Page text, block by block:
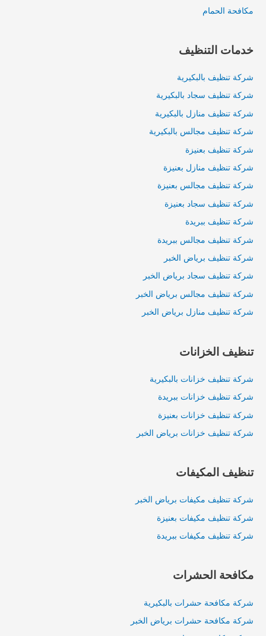
مكافحة الحمام
خدمات التنظيف
شركة تنظيف بالبكيرية
شركة تنظيف سجاد بالبكيرية
شركة تنظيف منازل بالبكيرية
شركة تنظيف مجالس بالبكيرية
شركة تنظيف بعنيزة
شركة تنظيف منازل بعنيزة
شركة تنظيف مجالس بعنيزة
شركة تنظيف سجاد بعنيزة
شركة تنظيف ببريدة
شركة تنظيف مجالس ببريدة
شركة تنظيف برياض الخبر
شركة تنظيف سجاد برياض الخبر
شركة تنظيف مجالس برياض الخبر
شركة تنظيف منازل برياض الخبر
تنظيف الخزانات
شركة تنظيف خزانات بالبكيرية
شركة تنظيف خزانات ببريدة
شركة تنظيف خزانات بعنيزة
شركة تنظيف خزانات برياض الخبر
تنظيف المكيفات
شركة تنظيف مكيفات برياض الخبر
شركة تنظيف مكيفات بعنيزة
شركة تنظيف مكيفات ببريدة
مكافحة الحشرات
شركة مكافحة حشرات بالبكيرية
شركة مكافحة حشرات برياض الخبر